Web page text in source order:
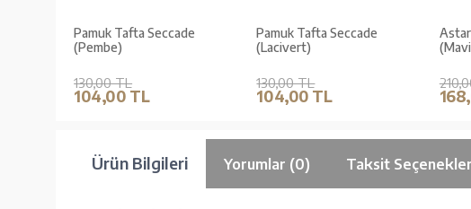
Pamuk Tafta Seccade
(Pembe)
130,00 TL
104,00 TL
Pamuk Tafta Seccade
(Lacivert)
130,00 TL
104,00 TL
Ürün Bilgileri Yorumlar (0) Taksit